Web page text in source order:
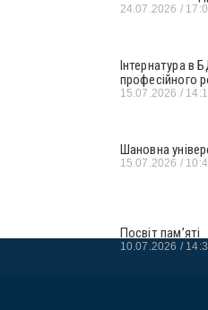
24.07.2026
Інтернатура в
професійного
15.07.2026
Шановна
15.07.2026
Посвіт пам’яті
10.07.2026